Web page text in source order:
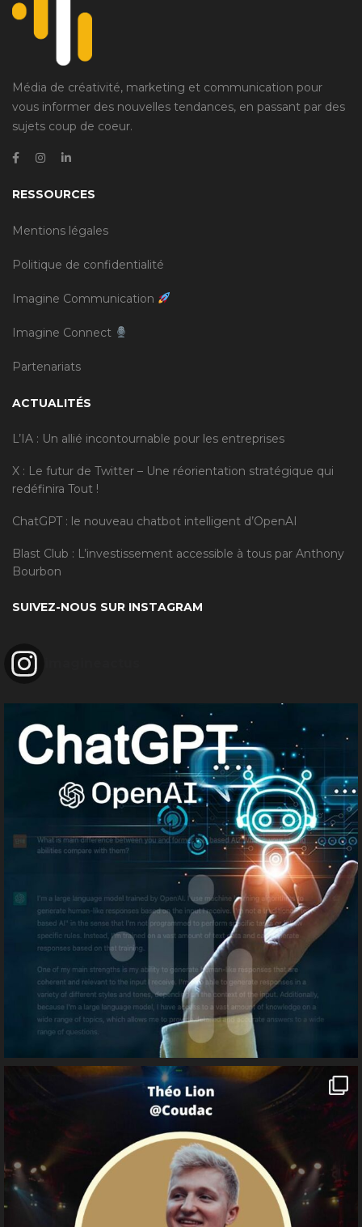
Média de créativité, marketing et communication pour
vous informer des nouvelles tendances, en passant par des
sujets coup de coeur.
RESSOURCES
Mentions légales
Politique de confidentialité
Imagine Communication
Imagine Connect
Partenariats
ACTUALITÉS
L’IA : Un allié incontournable pour les entreprises
X : Le futur de Twitter – Une réorientation stratégique qui
redéfinira Tout !
ChatGPT : le nouveau chatbot intelligent d’OpenAI
Blast Club : L’investissement accessible à tous par Anthony
Bourbon
SUIVEZ-NOUS SUR INSTAGRAM